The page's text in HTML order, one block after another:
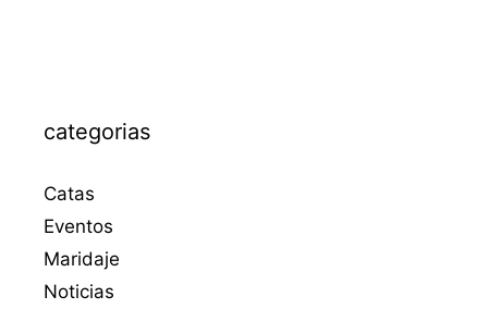
categorias
Catas
Eventos
Maridaje
Noticias